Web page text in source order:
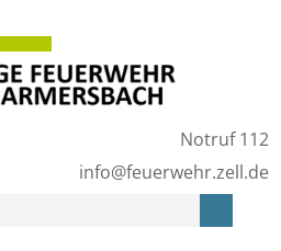
Notruf 112
info@feuerwehr.zell.de